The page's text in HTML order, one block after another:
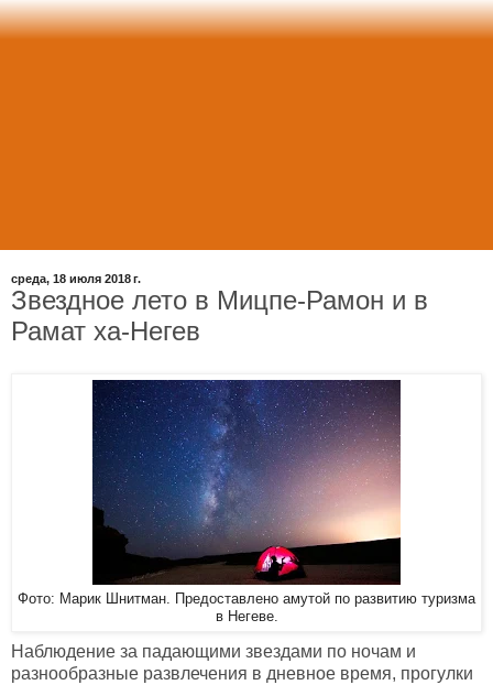
среда, 18 июля 2018 г.
Звездное лето в Мицпе-Рамон и в
Рамат ха-Негев
Фото: Марик Шнитман. Предоставлено амутой по развитию туризма
в Негеве.
Наблюдение за падающими звездами по ночам и
разнообразные развлечения в дневное время, прогулки